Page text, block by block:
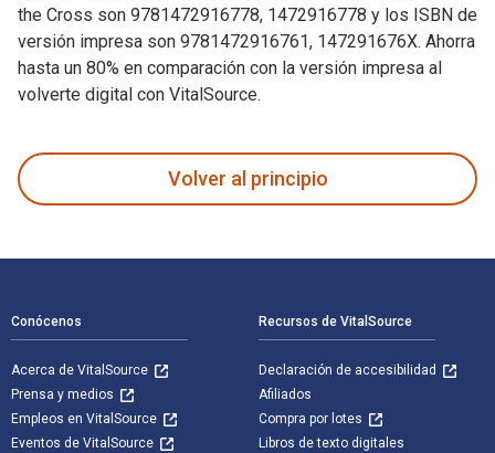
the Cross son 9781472916778, 1472916778 y los ISBN de
versión impresa son 9781472916761, 147291676X. Ahorra
hasta un 80% en comparación con la versión impresa al
volverte digital con VitalSource.
Volver al principio
Conócenos
Acerca de VitalSource
Prensa y medios
Empleos en VitalSource
Eventos de VitalSource
Recursos de VitalSource
Declaración de accesibilidad
Afiliados
Compra por lotes
Libros de texto digitales